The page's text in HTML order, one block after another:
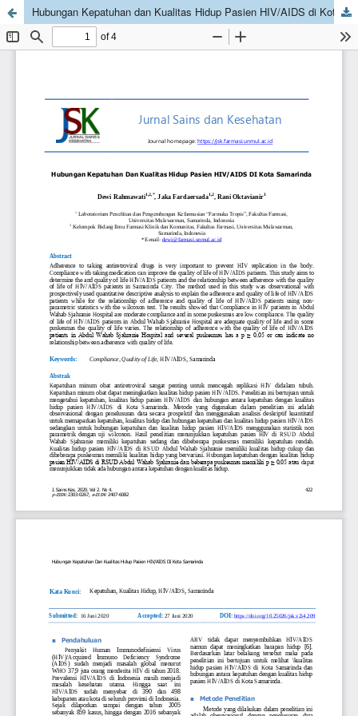
Hubungan Kepatuhan dan Kualitas Hidup Pasien HIV/AIDS di Kota Samarinda